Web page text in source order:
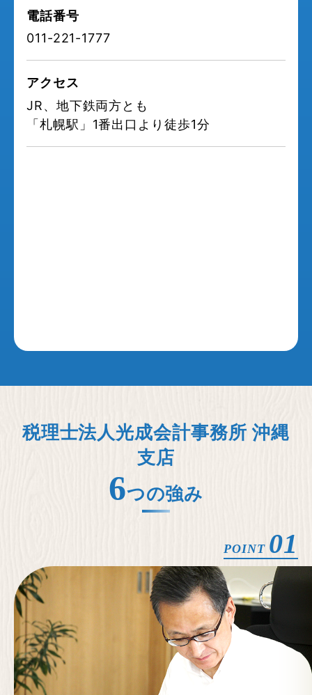
電話番号
011-221-1777
アクセス
JR、地下鉄両方とも
「札幌駅」1番出口より徒歩1分
税理士法人光成会計事務所 沖縄
支店
6つの強み
POINT 01